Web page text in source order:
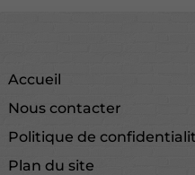
Accueil
Nous contacter
Politique de
Plan du site